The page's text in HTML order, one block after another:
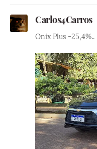
Carlos4Carros
Onix Plus -25,4%..